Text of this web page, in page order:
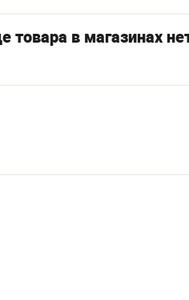
товара в магазинах